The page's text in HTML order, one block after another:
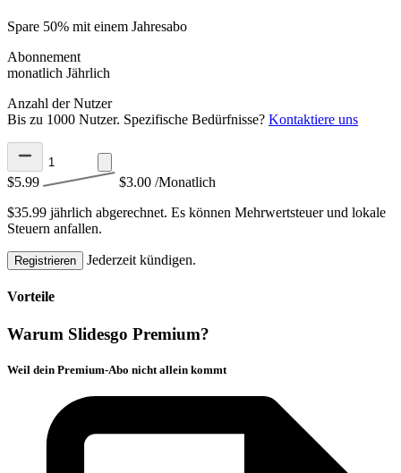
Spare 50% mit einem Jahresabo
Abonnement
monatlich Jährlich
Anzahl der Nutzer
Bis zu 1000 Nutzer. Spezifische Bedürfnisse? Kontaktiere uns
$5.99 $3.00 /Monatlich
$35.99 jährlich abgerechnet. Es können Mehrwertsteuer und lokale
Steuern anfallen.
Registrieren Jederzeit kündigen.
Vorteile
Warum Slidesgo Premium?
Weil dein Premium-Abo nicht allein kommt